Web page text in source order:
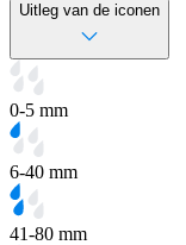
Uitleg van de iconen
0-5 mm
6-40 mm
41-80 mm